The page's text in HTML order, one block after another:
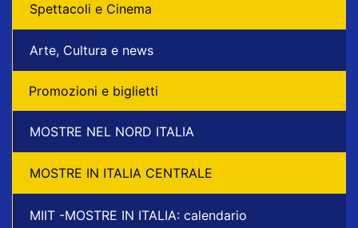
Spettacoli e Cinema
Arte, Cultura e news
Promozioni e biglietti
MOSTRE NEL NORD ITALIA
MOSTRE IN ITALIA CENTRALE
MIIT -MOSTRE IN ITALIA: calendario